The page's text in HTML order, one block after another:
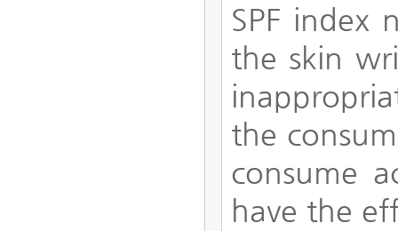
SPF index
the skin
the
consume
have the